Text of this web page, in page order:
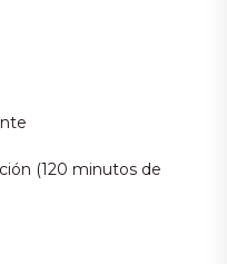
(120 minutos de